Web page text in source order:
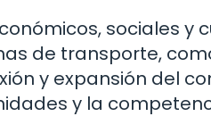
sociales y
de transporte,
y expansión del
y la